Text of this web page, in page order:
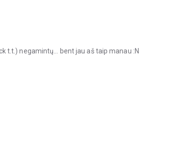
t.t.) negamintų… bent jau aš taip manau :N